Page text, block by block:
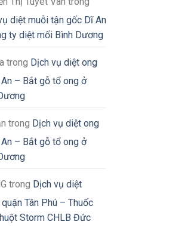
diệt muỗi tận gốc Dĩ An
ty diệt mối Bình Dương
trong Dịch vụ diệt ong
– Bắt gỗ tổ ong ở
trong Dịch vụ diệt ong
– Bắt gỗ tổ ong ở
trong Dịch vụ diệt
Tân Phú – Thuốc
Storm CHLB Đức